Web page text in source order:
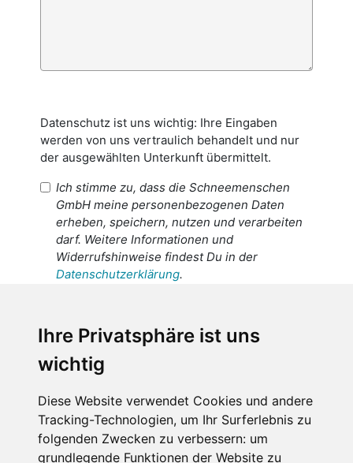
Ihre Privatsphäre ist uns
wichtig
Diese Website verwendet Cookies und andere
Tracking-Technologien, um Ihr Surferlebnis zu
folgenden Zwecken zu verbessern: um
grundlegende Funktionen der Website zu
Datenschutz ist uns wichtig: Ihre Eingaben
werden von uns vertraulich behandelt und nur
der ausgewählten Unterkunft übermittelt.
Ich stimme zu, dass die Schneemenschen
GmbH meine personenbezogenen Daten
erheben, speichern, nutzen und verarbeiten
darf. Weitere Informationen und
Widerrufshinweise findest Du in der
Datenschutzerklärung.
personenbezogenen Daten an den
Empfänger dieser Nachricht weitergeleitet
werden dürfen. Weitere Informationen und
Widerrufshinweise findest Du in der
Datenschutzerklärung.